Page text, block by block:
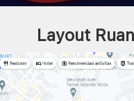
Layout